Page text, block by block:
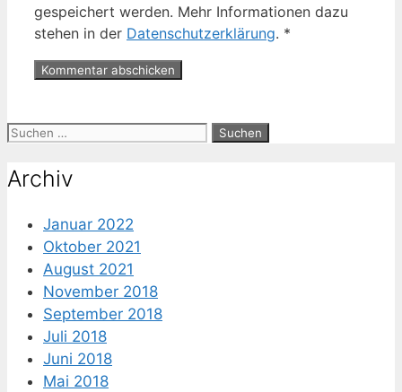
gespeichert werden. Mehr Informationen dazu
stehen in der Datenschutzerklärung. *
Suche
Archiv
Januar 2022
Oktober 2021
August 2021
November 2018
September 2018
Juli 2018
Juni 2018
Mai 2018